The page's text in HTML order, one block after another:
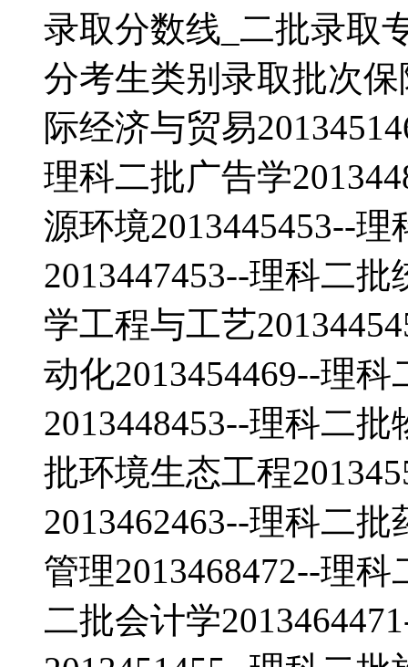
录取分数线_二批录取
分考生类别录取批次保
际经济与贸易
理科二批广告学
源环境2013445453--
2013447453--理科二
学工程与工艺
动化2013454469--理
2013448453--理科二
批环境生态工程
2013462463--理科二
管理2013468472--理
二批会计学